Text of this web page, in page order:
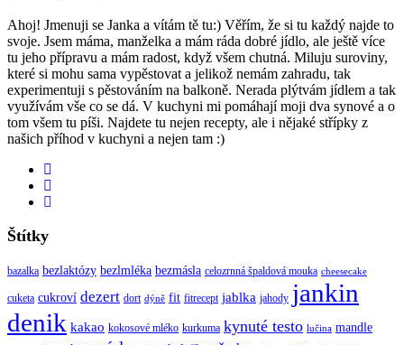
Ahoj! Jmenuji se Janka a vítám tě tu:) Věřím, že si tu každý najde to
svoje. Jsem máma, manželka a mám ráda dobré jídlo, ale ještě více
tu jeho přípravu a mám radost, když všem chutná. Miluju suroviny,
které si mohu sama vypěstovat a jelikož nemám zahradu, tak
experimentuji s pěstováním na balkoně. Nerada plýtvám jídlem a tak
využívám vše co se dá. V kuchyni mi pomáhají moji dva synové a o
tom všem tu píši. Najdete tu nejen recepty, ale i nějaké střípky z
našich příhod v kuchyni a nejen tam :)
Štítky
bazalka bezlaktózy bezlmléka bezmásla celozrnná špaldová mouka cheesecake
cuketa cukroví dezert dort dýně fit fitrecept jablka jahody jankin
denik kakao kokosové mléko kurkuma kynuté testo lučina mandle